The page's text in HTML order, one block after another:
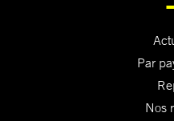
Par
Nos